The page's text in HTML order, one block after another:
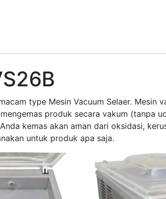
type Mesin Vacuum Selaer. Mesin
produk secara vakum (tanpa
kemas akan aman dari oksidasi,
untuk produk apa saja.